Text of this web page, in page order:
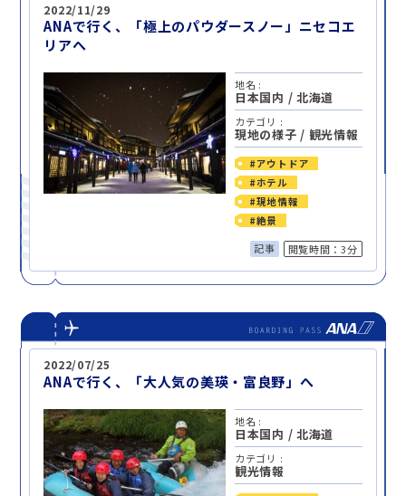
2022/11/29
ANAで行く、「極上のパウダースノー」ニセコエ
リアへ
地名 :
日本国内 /北海道
カテゴリ :
現地の様子 / 観光情報
#アウトドア
#ホテル
#現地情報
#絶景
記事 閲覧時間：3分
2022/07/25
ANAで行く、「大人気の美瑛・富良野」へ
地名 :
日本国内 /北海道
カテゴリ :
観光情報